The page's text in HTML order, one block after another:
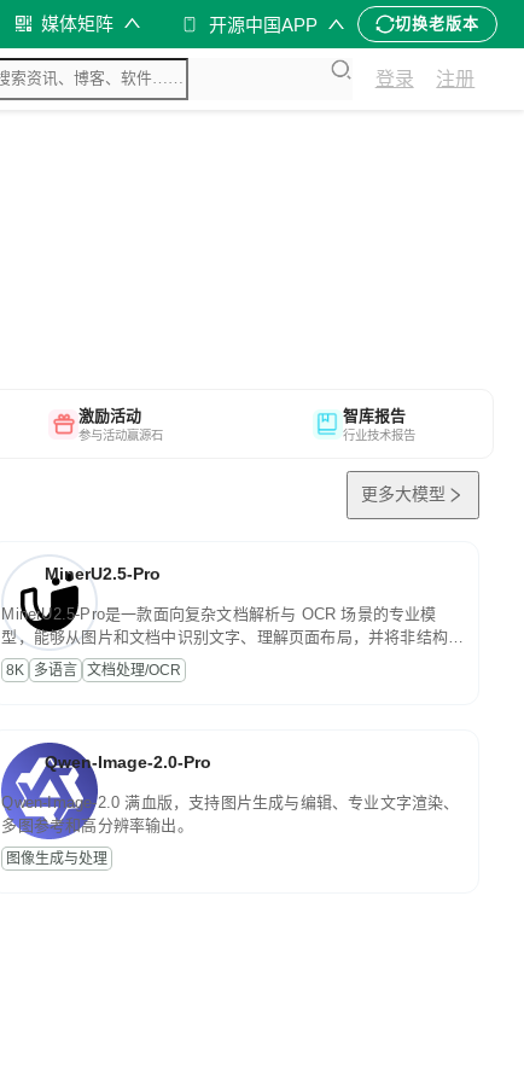
媒体矩阵 开源中国APP 切换老版本
登录 注册
激励活动
参与活动赢源石
智库报告
行业技术报告
更多大模型
MinerU2.5-Pro
MinerU2.5-Pro是一款面向复杂文档解析与 OCR 场景的专业模
型，能够从图片和文档中识别文字、理解页面布局，并将非结构化
内容转换为便于存储、检索和二次处理的结构化结果。
8K 多语言 文档处理/OCR
Qwen-Image-2.0-Pro
Qwen-Image-2.0 满血版，支持图片生成与编辑、专业文字渲染、
多图参考和高分辨率输出。
图像生成与处理